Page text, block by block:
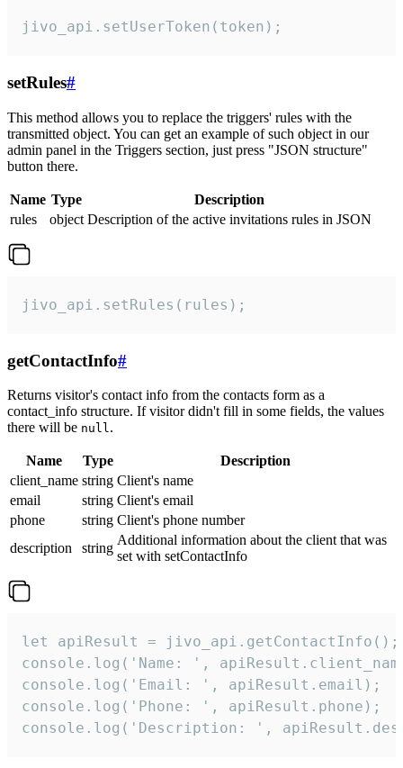
jivo_api.setUserToken(token);
setRules#
This method allows you to replace the triggers' rules with the
transmitted object. You can get an example of such object in our
admin panel in the Triggers section, just press "JSON structure"
button there.
Name Type
Description
rules
object Description of the active invitations rules in JSON
jivo_api.setRules(rules);
getContactInfo#
Returns visitor's contact info from the contacts form as a
contact_info structure. If visitor didn't fill in some fields, the values
there will be null.
Name Type
Description
client_name string Client's name
email
string Client's email
phone
string Client's phone number
description
string
Additional information about the client that was
set with setContactInfo
let apiResult = jivo_api.getContactInfo();
console.log('Name: ',
console.log('Email: ', apiResult.email);
console.log('Phone: ', apiResult.phone);
console.log('Description: ',